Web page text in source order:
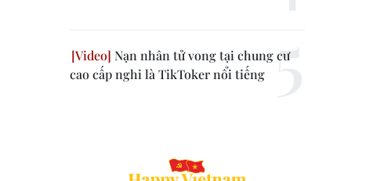
Nạn nhân tử vong tại chung cư
cao cấp nghi là TikToker nổi tiếng